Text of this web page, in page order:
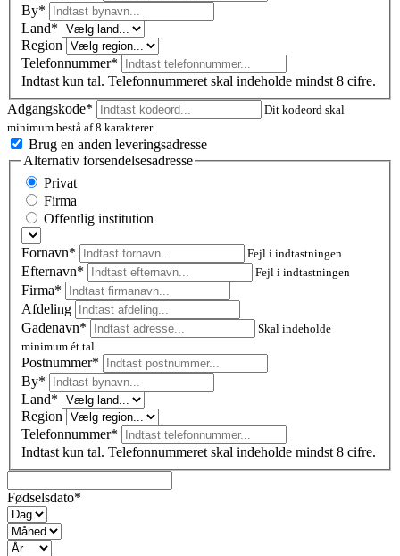
By*
Land*
Region
Telefonnummer*
Indtast kun tal. Telefonnummeret skal indeholde mindst 8 cifre.
Adgangskode*
Dit kodeord skal
minimum bestå af 8 karakterer.
Brug en anden leveringsadresse
Alternativ forsendelsesadresse
Privat
Firma
Offentlig institution
Fornavn* Fejl i indtastningen
Efternavn* Fejl i indtastningen
Firma*
Afdeling
Gadenavn*
Skal indeholde
minimum ét tal
Postnummer*
By*
Land*
Region
Telefonnummer*
Indtast kun tal. Telefonnummeret skal indeholde mindst 8 cifre.
Fødselsdato*